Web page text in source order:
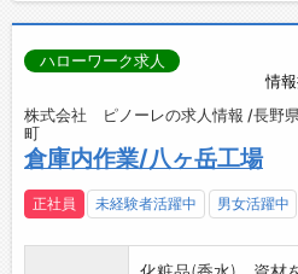
情
ハローワーク求人
株式会社 ピノーレの求人情報 /長野
町
倉庫内作業/八ヶ岳工場
正社員 未経験者活躍中 男女活躍中